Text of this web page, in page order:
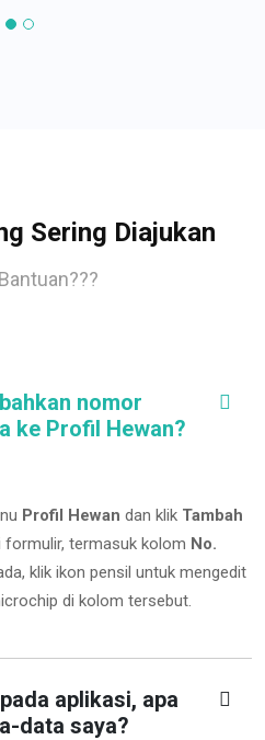
Sering Diajukan
nomor
ke Profil Hewan?
Profil Hewan dan klik Tambah
termasuk kolom No.
klik ikon pensil untuk mengedit
di kolom tersebut.
aplikasi, apa
data saya?